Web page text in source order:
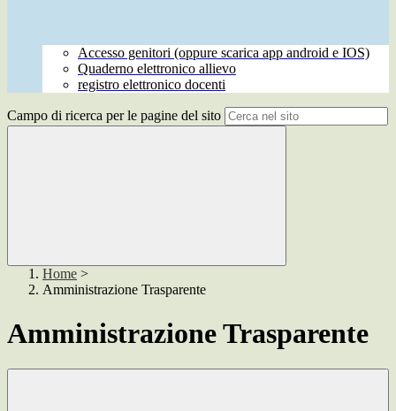
Accesso genitori (oppure scarica app android e IOS)
Quaderno elettronico allievo
registro elettronico docenti
Campo di ricerca per le pagine del sito
Home >
Amministrazione Trasparente
Amministrazione Trasparente